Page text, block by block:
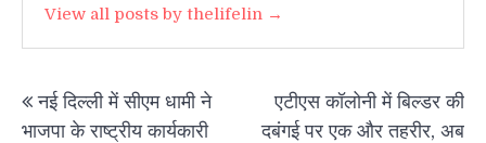
View all posts by thelifelin →
Post
navigation
नई दिल्ली में सीएम धामी ने
भाजपा के राष्ट्रीय कार्यकारी
एटीएस कॉलोनी में बिल्डर की
दबंगई पर एक और तहरीर, अब